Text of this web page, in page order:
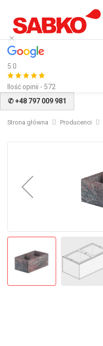
5.0
Ilość opinii - 572
✆ +48 797 009 981
Strona główna Producenci